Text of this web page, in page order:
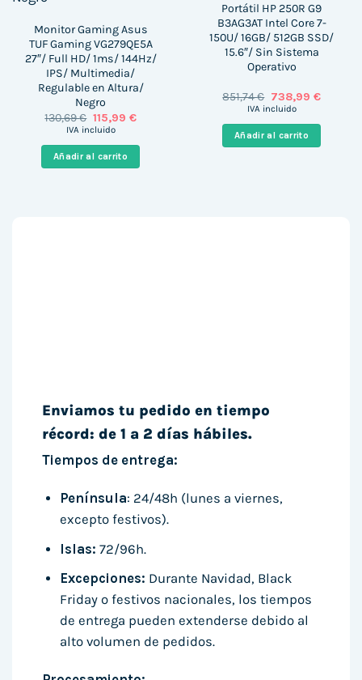
Monitor Gaming Asus
TUF Gaming VG279QE5A
27″/ Full HD/ 1ms/ 144Hz/
IPS/ Multimedia/
Regulable en Altura/
Negro
130,69€ El
precio
era:
130,69 €.
115,99 €El
es:
IVA incluido
Añadir al carrito
Portátil HP 250R G9
B3AG3AT Intel Core 7-
150U/ 16GB/ 512GB SSD/
15.6″/ Sin Sistema
Operativo
851,74€ El
precio
era:
851,74 €.
738,99 €El
es:
IVA incluido
Añadir al carrito
Enviamos tu pedido en tiempo
récord: de 1 a 2 días hábiles.
Tiempos de entrega:
Península: 24/48h (lunes a viernes,
excepto festivos).
Islas: 72/96h.
Excepciones: Durante Navidad, Black
Friday o festivos nacionales, los tiempos
de entrega pueden extenderse debido al
alto volumen de pedidos.